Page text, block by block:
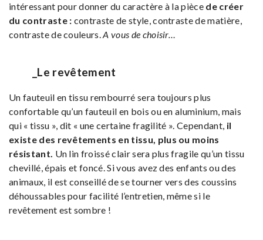
intéressant pour donner du caractère à la pièce de créer
du contraste : contraste de style, contraste de matière,
contraste de couleurs.A vous de choisir…
_Le revêtement
Un fauteuil en tissu rembourré sera toujours plus
confortable qu’un fauteuil en bois ou en aluminium, mais
qui « tissu », dit « une certaine fragilité ». Cependant, il
existe des revêtements en tissu, plus ou moins
résistant. Un lin froissé clair sera plus fragile qu’un tissu
chevillé, épais et foncé. Si vous avez des enfants ou des
animaux, il est conseillé de se tourner vers des coussins
déhoussables pour facilité l’entretien, même si le
revêtement est sombre !